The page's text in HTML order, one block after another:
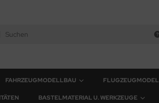
FAHRZEUGMODELLBAU
BASTELMATERIAL U. WERKZEUGE